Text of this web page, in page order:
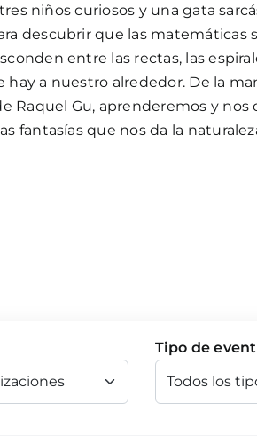
niños curiosos y una gata
descubrir que las matemáticas
entre las rectas, las
hay a nuestro alrededor. De la
Raquel Gu, aprenderemos y
fantasías que nos da la
Tipo de